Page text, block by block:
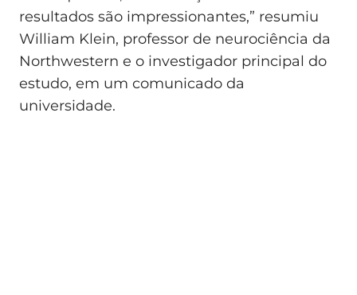
resultados são impressionantes,” resumiu
William Klein, professor de neurociência da
Northwestern e o investigador principal do
estudo, em um comunicado da
universidade.